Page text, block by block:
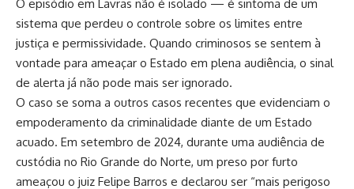
O episódio em Lavras não é isolado — é sintoma de um
sistema que perdeu o controle sobre os limites entre
justiça e permissividade. Quando criminosos se sentem à
vontade para ameaçar o Estado em plena audiência, o sinal
de alerta já não pode mais ser ignorado.
O caso se soma a outros casos recentes que evidenciam o
empoderamento da criminalidade diante de um Estado
acuado. Em setembro de 2024, durante uma audiência de
custódia no Rio Grande do Norte, um preso por furto
ameaçou o juiz Felipe Barros e declarou ser “mais perigoso